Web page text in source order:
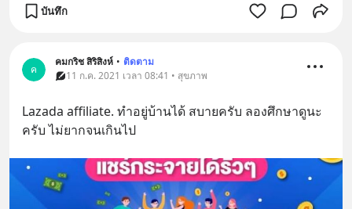
บันทึก
ค
คมกริช​ สิริสิงห์ • ติดตาม
11 ก.ค. 2021 เวลา 08:41 • สุขภาพ
Lazada affiliate. ทำอยู่บ้านได้ สบายครับ ลองศึกษาดูนะ
ครับ ไม่ยากจนเกินไป